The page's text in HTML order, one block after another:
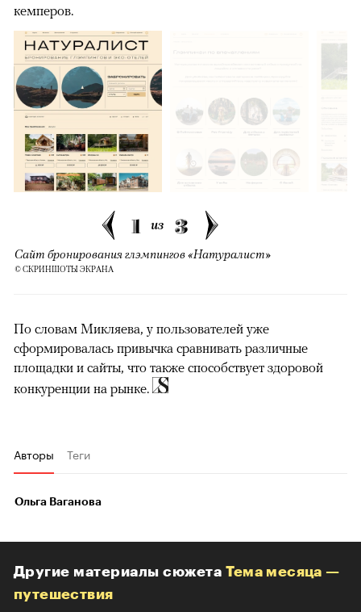
кемперов.
1 из 3
Сайт бронирования глэмпингов «Натуралист»
© СКРИНШОТЫ ЭКРАНА
По словам Микляева, у пользователей уже
сформировалась привычка сравнивать различные
площадки и сайты, что также способствует здоровой
конкуренции на рынке.
Авторы Теги
Ольга Ваганова
Другие материалы сюжета Тема месяца —
путешествия